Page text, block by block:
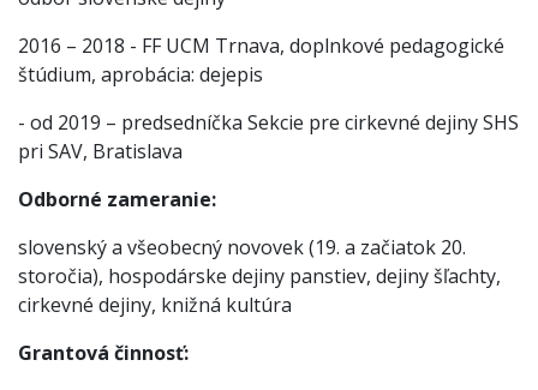
2016 – 2018 - FF UCM Trnava, doplnkové pedagogické
štúdium, aprobácia: dejepis
- od 2019 – predsedníčka Sekcie pre cirkevné dejiny SHS
pri SAV, Bratislava
Odborné zameranie:
slovenský a všeobecný novovek (19. a začiatok 20.
storočia), hospodárske dejiny panstiev, dejiny šľachty,
cirkevné dejiny, knižná kultúra
Grantová činnosť: